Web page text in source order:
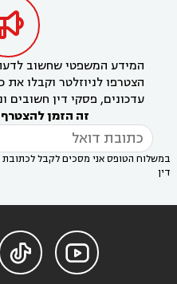
המידע המשפטי שחשוב
הצטרפו לניוזלטר וקבלו
עדכונים, פסקי דין חשובים
זה הזמן
במשלוח הטופס אני מסכים לקבל לכתובת
דין

